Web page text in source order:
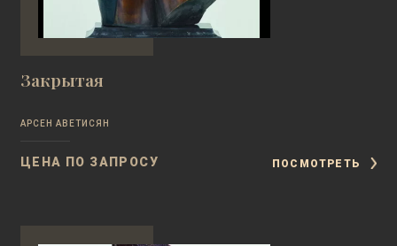
Закрытая
АРСЕН АВЕТИСЯН
ЦЕНА ПО ЗАПРОСУ ПОСМОТРЕТЬ